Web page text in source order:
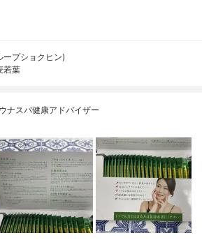
プショクヒン)
若葉
ナスパ健康アドバイザー